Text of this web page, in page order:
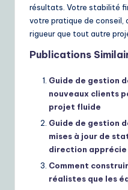
résultats. Votre stabilité
votre pratique de
rigueur que tout autre
Publications
Guide de gestion
nouveaux clients
projet fluide
Guide de gestion
mises à jour de
direction apprécie
Comment
réalistes que les